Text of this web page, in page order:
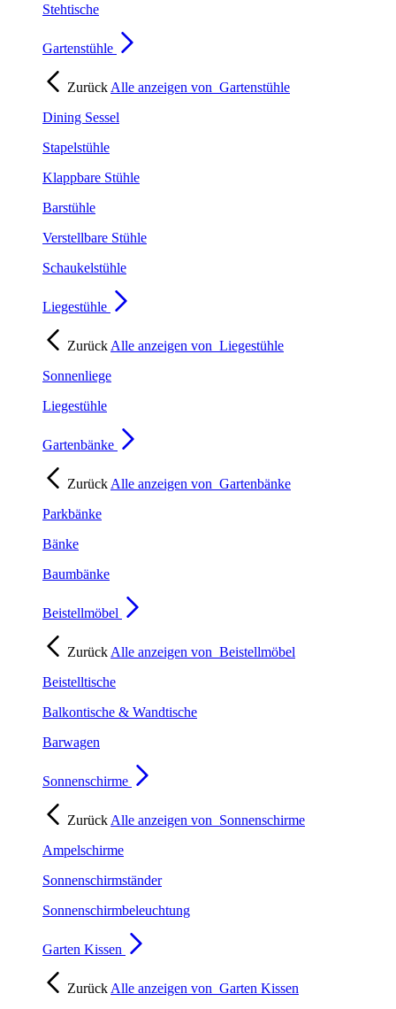
Stehtische
Gartenstühle
Zurück Alle anzeigen von Gartenstühle
Dining Sessel
Stapelstühle
Klappbare Stühle
Barstühle
Verstellbare Stühle
Schaukelstühle
Liegestühle
Zurück Alle anzeigen von Liegestühle
Sonnenliege
Liegestühle
Gartenbänke
Zurück Alle anzeigen von Gartenbänke
Parkbänke
Bänke
Baumbänke
Beistellmöbel
Zurück Alle anzeigen von Beistellmöbel
Beistelltische
Balkontische & Wandtische
Barwagen
Sonnenschirme
Zurück Alle anzeigen von Sonnenschirme
Ampelschirme
Sonnenschirmständer
Sonnenschirmbeleuchtung
Garten Kissen
Zurück Alle anzeigen von Garten Kissen